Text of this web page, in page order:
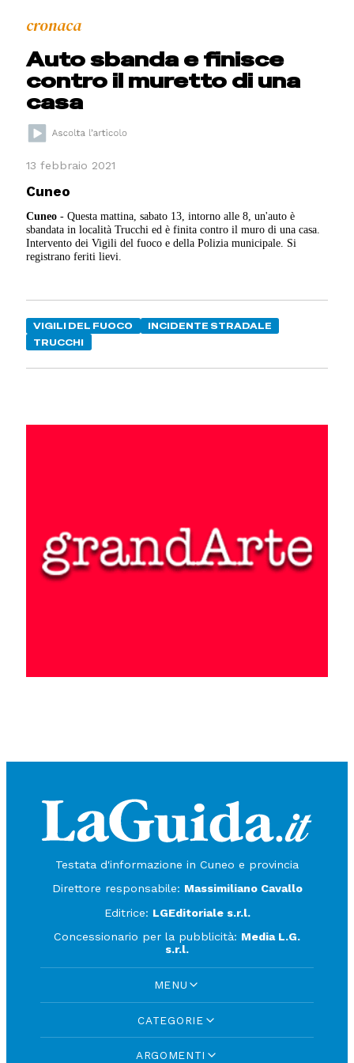
cronaca
Auto sbanda e finisce
contro il muretto di una
casa
13 febbraio 2021
Cuneo
Cuneo - Questa mattina, sabato 13, intorno alle 8, un'auto è
sbandata in località Trucchi ed è finita contro il muro di una casa.
Intervento dei Vigili del fuoco e della Polizia municipale. Si
registrano feriti lievi.
VIGILI DEL FUOCO
INCIDENTE STRADALE
TRUCCHI
Testata d'informazione in Cuneo e provincia
Direttore responsabile: Massimiliano Cavallo
Editrice: LGEditoriale s.r.l.
Concessionario per la pubblicità: Media L.G.
s.r.l.
MENU
CATEGORIE
ARGOMENTI